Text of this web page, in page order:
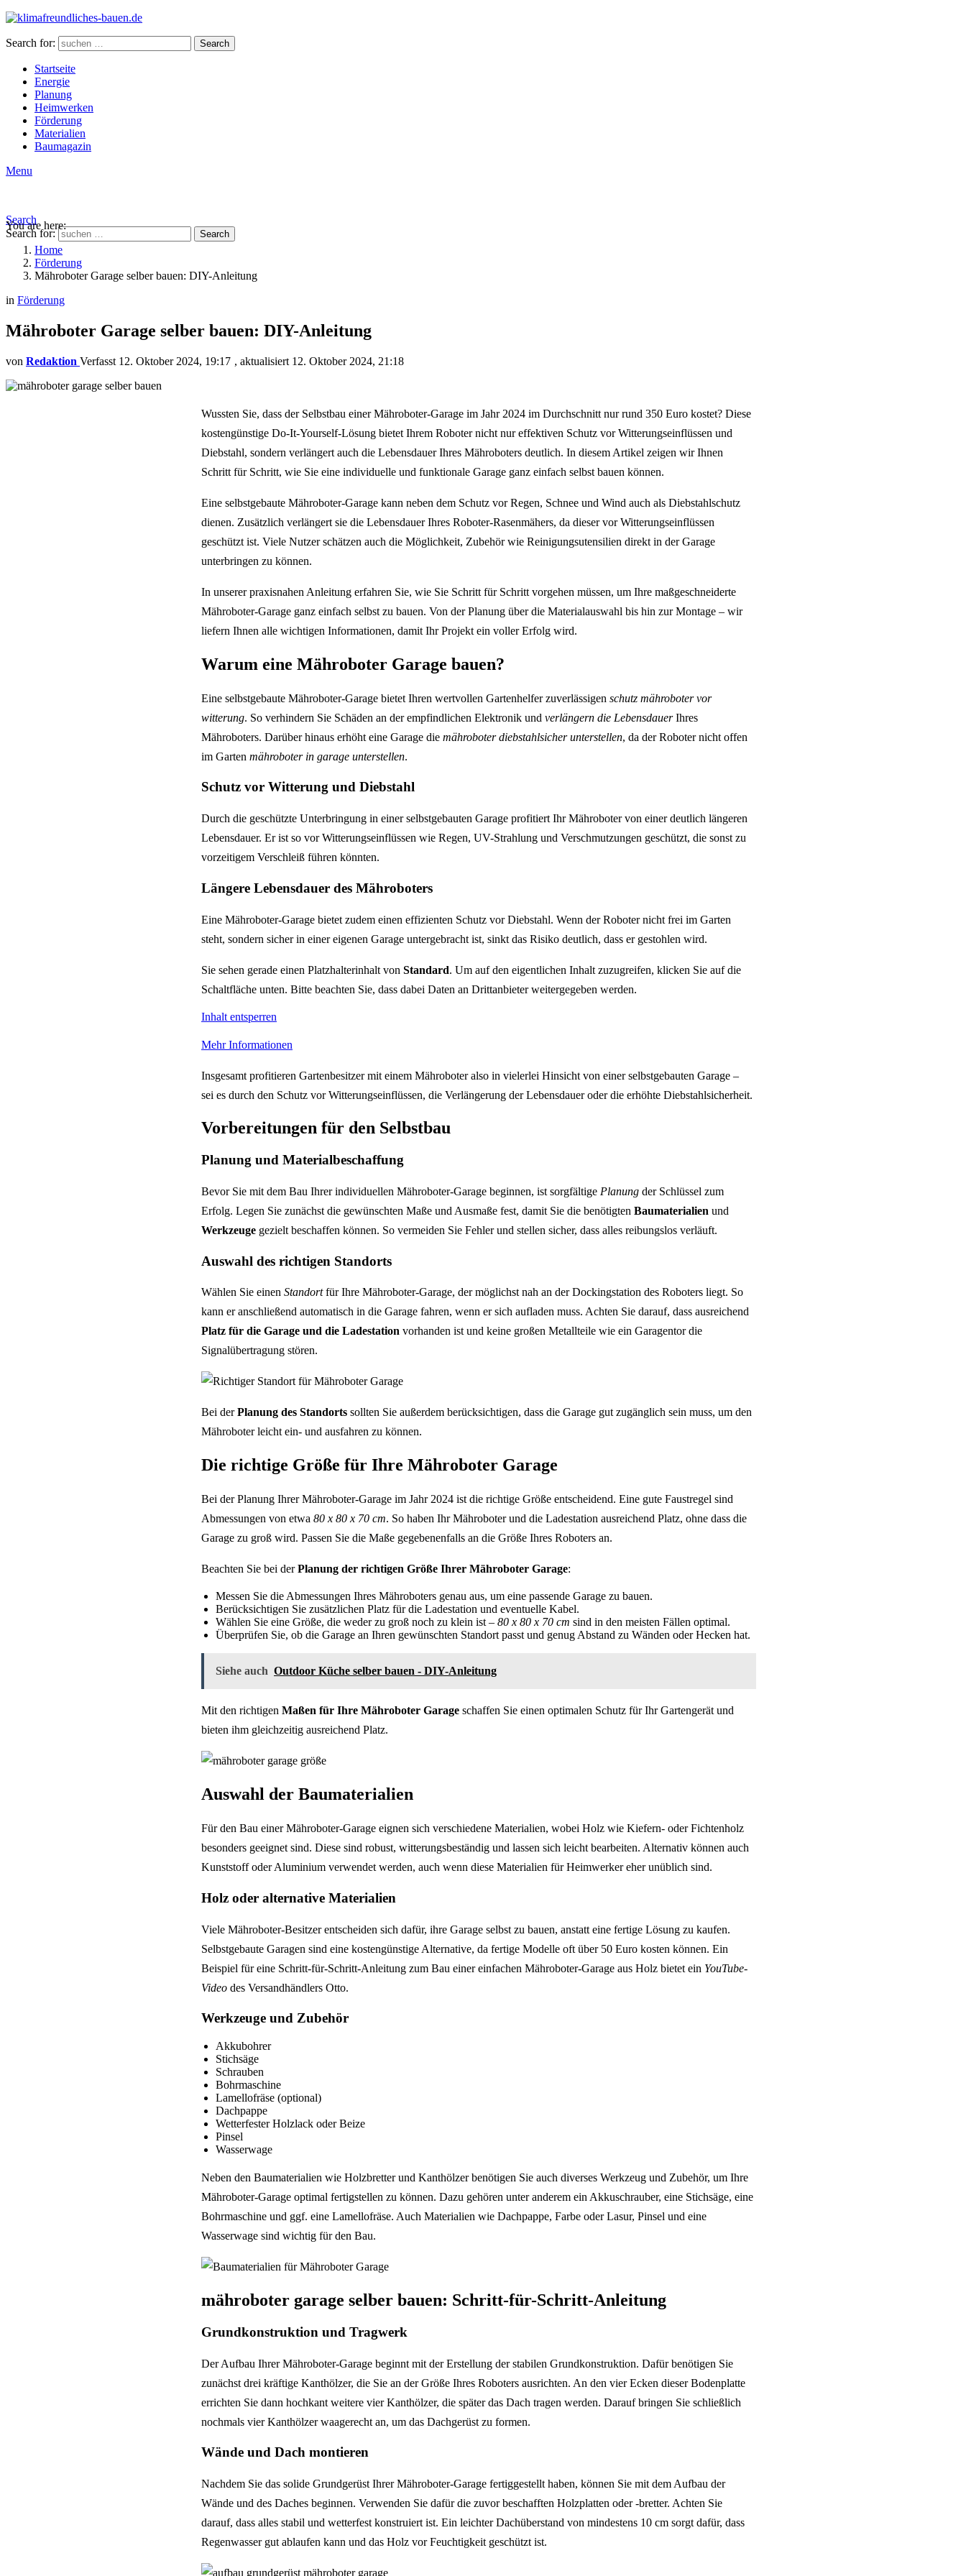
Search for: Search
Startseite
Energie
Planung
Heimwerken
Förderung
Materialien
Baumagazin
Menu
Search
Search for:
Search
You are here:
Home
Förderung
Mähroboter Garage selber bauen: DIY-Anleitung
in Förderung
Mähroboter Garage selber bauen: DIY-Anleitung
von Redaktion 12. Oktober 2024, 19:17 aktualisiert 12. Oktober 2024, 21:18
Wussten Sie, dass der Selbstbau einer Mähroboter-Garage im Jahr 2024 im Durchschnitt nur rund 350 Euro kostet? Diese
kostengünstige Do-It-Yourself-Lösung bietet Ihrem Roboter nicht nur effektiven Schutz vor Witterungseinflüssen und
Diebstahl, sondern verlängert auch die Lebensdauer Ihres Mähroboters deutlich. In diesem Artikel zeigen wir Ihnen
Schritt für Schritt, wie Sie eine individuelle und funktionale Garage ganz einfach selbst bauen können.
Eine selbstgebaute Mähroboter-Garage kann neben dem Schutz vor Regen, Schnee und Wind auch als Diebstahlschutz
dienen. Zusätzlich verlängert sie die Lebensdauer Ihres Roboter-Rasenmähers, da dieser vor Witterungseinflüssen
geschützt ist. Viele Nutzer schätzen auch die Möglichkeit, Zubehör wie Reinigungsutensilien direkt in der Garage
unterbringen zu können.
In unserer praxisnahen Anleitung erfahren Sie, wie Sie Schritt für Schritt vorgehen müssen, um Ihre maßgeschneiderte
Mähroboter-Garage ganz einfach selbst zu bauen. Von der Planung über die Materialauswahl bis hin zur Montage – wir
liefern Ihnen alle wichtigen Informationen, damit Ihr Projekt ein voller Erfolg wird.
Warum eine Mähroboter Garage bauen?
Eine selbstgebaute Mähroboter-Garage bietet Ihren wertvollen Gartenhelfer zuverlässigen schutz mähroboter vor
witterung. So verhindern Sie Schäden an der empfindlichen Elektronik und verlängern die LebensdauerIhres
Mähroboters. Darüber hinaus erhöht eine Garage die mähroboter diebstahlsicher unterstellen, da der Roboter nicht offen
im Garten mähroboter in garage unterstellen.
Schutz vor Witterung und Diebstahl
Durch die geschützte Unterbringung in einer selbstgebauten Garage profitiert Ihr Mähroboter von einer deutlich längeren
Lebensdauer. Er ist so vor Witterungseinflüssen wie Regen, UV-Strahlung und Verschmutzungen geschützt, die sonst zu
vorzeitigem Verschleiß führen könnten.
Längere Lebensdauer des Mähroboters
Eine Mähroboter-Garage bietet zudem einen effizienten Schutz vor Diebstahl. Wenn der Roboter nicht frei im Garten
steht, sondern sicher in einer eigenen Garage untergebracht ist, sinkt das Risiko deutlich, dass er gestohlen wird.
Sie sehen gerade einen Platzhalterinhalt von Standard. Um auf den eigentlichen Inhalt zuzugreifen, klicken Sie auf die
Schaltfläche unten. Bitte beachten Sie, dass dabei Daten an Drittanbieter weitergegeben werden.
Inhalt entsperren
Mehr Informationen
Insgesamt profitieren Gartenbesitzer mit einem Mähroboter also in vielerlei Hinsicht von einer selbstgebauten Garage –
sei es durch den Schutz vor Witterungseinflüssen, die Verlängerung der Lebensdauer oder die erhöhte Diebstahlsicherheit.
Vorbereitungen für den Selbstbau
Planung und Materialbeschaffung
Bevor Sie mit dem Bau Ihrer individuellen Mähroboter-Garage beginnen, ist sorgfältige Planung der Schlüssel zum
Erfolg. Legen Sie zunächst die gewünschten Maße und Ausmaße fest, damit Sie die benötigten Baumaterialien und
Werkzeuge gezielt beschaffen können. So vermeiden Sie Fehler und stellen sicher, dass alles reibungslos verläuft.
Auswahl des richtigen Standorts
Wählen Sie einen Standortfür Ihre Mähroboter-Garage, der möglichst nah an der Dockingstation des Roboters liegt. So
kann er anschließend automatisch in die Garage fahren, wenn er sich aufladen muss. Achten Sie darauf, dass ausreichend
Platz für die Garage und die Ladestation vorhanden ist und keine großen Metallteile wie ein Garagentor die
Signalübertragung stören.
Bei derPlanung des Standorts sollten Sie außerdem berücksichtigen, dass die Garage gut zugänglich sein muss, um den
Mähroboter leicht ein- und ausfahren zu können.
Die richtige Größe für Ihre Mähroboter Garage
Bei der Planung Ihrer Mähroboter-Garage im Jahr 2024 ist die richtige Größe entscheidend. Eine gute Faustregel sind
Abmessungen von etwa 80 x 80 x 70 cm. So haben Ihr Mähroboter und die Ladestation ausreichend Platz, ohne dass die
Garage zu groß wird. Passen Sie die Maße gegebenenfalls an die Größe Ihres Roboters an.
Beachten Sie bei derPlanung der richtigen Größe Ihrer Mähroboter Garage:
Messen Sie die Abmessungen Ihres Mähroboters genau aus, um eine passende Garage zu bauen.
Berücksichtigen Sie zusätzlichen Platz für die Ladestation und eventuelle Kabel.
Wählen Sie eine Größe, die weder zu groß noch zu klein ist – 80 x 80 x 70 cm sind in den meisten Fällen optimal.
Überprüfen Sie, ob die Garage an Ihren gewünschten Standort passt und genug Abstand zu Wänden oder Hecken hat.
Siehe auch Outdoor Küche selber bauen - DIY-Anleitung
Mit den richtigen Maßen für Ihre Mähroboter Garage schaffen Sie einen optimalen Schutz für Ihr Gartengerät und
bieten ihm gleichzeitig ausreichend Platz.
Auswahl der Baumaterialien
Für den Bau einer Mähroboter-Garage eignen sich verschiedene Materialien, wobei Holz wie Kiefern- oder Fichtenholz
besonders geeignet sind. Diese sind robust, witterungsbeständig und lassen sich leicht bearbeiten. Alternativ können auch
Kunststoff oder Aluminium verwendet werden, auch wenn diese Materialien für Heimwerker eher unüblich sind.
Holz oder alternative Materialien
Viele Mähroboter-Besitzer entscheiden sich dafür, ihre Garage selbst zu bauen, anstatt eine fertige Lösung zu kaufen.
Selbstgebaute Garagen sind eine kostengünstige Alternative, da fertige Modelle oft über 50 Euro kosten können. Ein
Beispiel für eine Schritt-für-Schritt-Anleitung zum Bau einer einfachen Mähroboter-Garage aus Holz bietet ein YouTube-
Video des Versandhändlers Otto.
Werkzeuge und Zubehör
Akkubohrer
Stichsäge
Schrauben
Bohrmaschine
Lamellofräse (optional)
Dachpappe
Wetterfester Holzlack oder Beize
Pinsel
Wasserwage
Neben den Baumaterialien wie Holzbretter und Kanthölzer benötigen Sie auch diverses Werkzeug und Zubehör, um Ihre
Mähroboter-Garage optimal fertigstellen zu können. Dazu gehören unter anderem ein Akkuschrauber, eine Stichsäge, eine
Bohrmaschine und ggf. eine Lamellofräse. Auch Materialien wie Dachpappe, Farbe oder Lasur, Pinsel und eine
Wasserwage sind wichtig für den Bau.
mähroboter garage selber bauen: Schritt-für-Schritt-Anleitung
Grundkonstruktion und Tragwerk
Der Aufbau Ihrer Mähroboter-Garage beginnt mit der Erstellung der stabilen Grundkonstruktion. Dafür benötigen Sie
zunächst drei kräftige Kanthölzer, die Sie an der Größe Ihres Roboters ausrichten. An den vier Ecken dieser Bodenplatte
errichten Sie dann hochkant weitere vier Kanthölzer, die später das Dach tragen werden. Darauf bringen Sie schließlich
nochmals vier Kanthölzer waagerecht an, um das Dachgerüst zu formen.
Wände und Dach montieren
Nachdem Sie das solide Grundgerüst Ihrer Mähroboter-Garage fertiggestellt haben, können Sie mit dem Aufbau der
Wände und des Daches beginnen. Verwenden Sie dafür die zuvor beschafften Holzplatten oder -bretter. Achten Sie
darauf, dass alles stabil und wetterfest konstruiert ist. Ein leichter Dachüberstand von mindestens 10 cm sorgt dafür, dass
Regenwasser gut ablaufen kann und das Holz vor Feuchtigkeit geschützt ist.